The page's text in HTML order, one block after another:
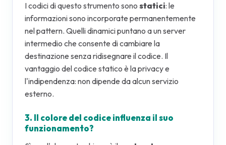
I codici di questo strumento sono statici: le
informazioni sono incorporate permanentemente
nel pattern. Quelli dinamici puntano a un server
intermedio che consente di cambiare la
destinazione senza ridisegnare il codice. Il
vantaggio del codice statico è la privacy e
l'indipendenza: non dipende da alcun servizio
esterno.
3. Il colore del codice influenza il suo
funzionamento?